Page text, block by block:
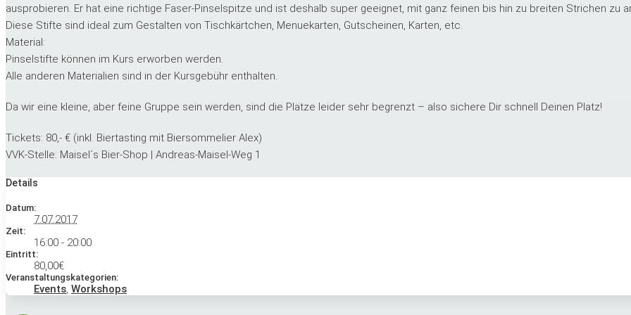
ausprobieren. Er hat eine richtige Faser-Pinselspitze und ist deshalb super geeignet, mit ganz feinen bis hin zu breiten Strichen zu
Diese Stifte sind ideal zum Gestalten von Tischkärtchen, Menuekarten, Gutscheinen, Karten, etc.
Material:
Pinselstifte können im Kurs erworben werden.
Alle anderen Materialien sind in der Kursgebühr enthalten.
Da wir eine kleine, aber feine Gruppe sein werden, sind die Plätze leider sehr begrenzt – also sichere Dir schnell Deinen Platz!
Tickets: 80,- € (inkl. Biertasting mit Biersommelier Alex)
VVK-Stelle: Maisel´s Bier-Shop | Andreas-Maisel-Weg 1
Details
Datum:
7.07.2017
Zeit:
16:00 - 20:00
Eintritt:
80,00€
Veranstaltungskategorien:
Events, Workshops